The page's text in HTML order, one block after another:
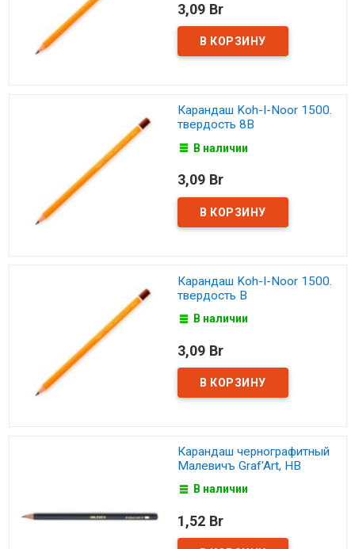
3,09 Br
Карандаш Koh-I-Noor 1500.
твердость 8B
В наличии
3,09 Br
Карандаш Koh-I-Noor 1500.
твердость B
В наличии
3,09 Br
Карандаш чернографитный
Малевичъ Graf'Art, НВ
В наличии
1,52 Br